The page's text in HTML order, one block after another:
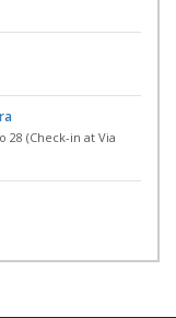
28 (Check-in at Via